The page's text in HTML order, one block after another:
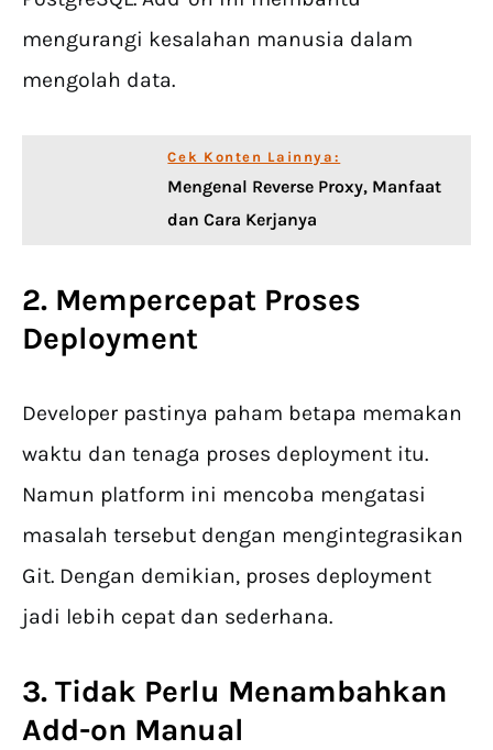
mengurangi kesalahan manusia dalam
mengolah data.
Cek Konten Lainnya:
Mengenal Reverse Proxy, Manfaat
dan Cara Kerjanya
2. Mempercepat Proses
Deployment
Developer pastinya paham betapa memakan
waktu dan tenaga proses deployment itu.
Namun platform ini mencoba mengatasi
masalah tersebut dengan mengintegrasikan
Git. Dengan demikian, proses deployment
jadi lebih cepat dan sederhana.
3. Tidak Perlu Menambahkan
Add-on Manual